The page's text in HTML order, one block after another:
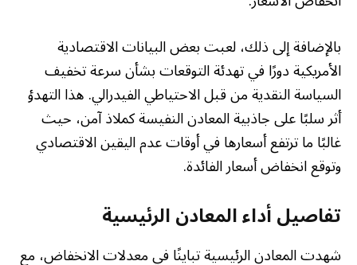
بالإضافة إلى ذلك، لعبت بعض البيانات الاقتصادية
الأمريكية دورًا في تهدئة التوقعات بشأن سرعة تخفيف
السياسة النقدية من قبل الاحتياطي الفيدرالي. هذا التهدؤ
أثر سلبًا على جاذبية المعادن النفيسة كملاذ آمن، حيث
غالبًا ما ترتفع أسعارها في أوقات عدم اليقين الاقتصادي
وتوقع انخفاض أسعار الفائدة.
تفاصيل أداء المعادن الرئيسية
شهدت المعادن الرئيسية تباينًا في معدلات الانخفاض، مع